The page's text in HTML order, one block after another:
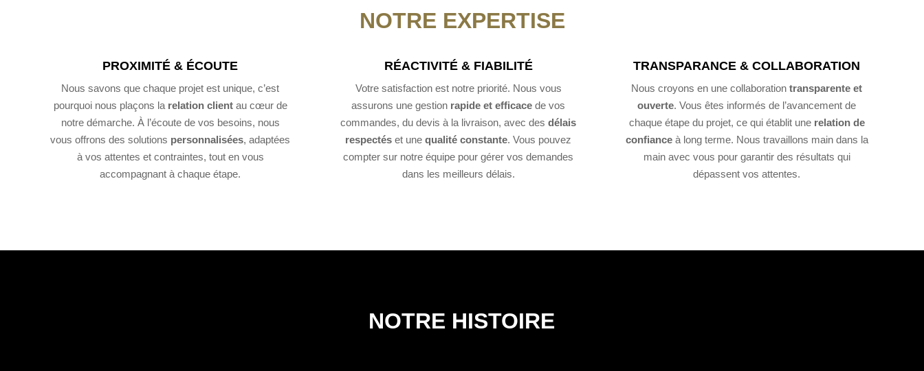
NOTRE EXPERTISE
PROXIMITÉ & ÉCOUTE
Nous savons que chaque projet est unique, c’est
pourquoi nous plaçons la relation clientau cœur de
notre démarche. À l’écoute de vos besoins, nous
vous offrons des solutions personnalisées, adaptées
à vos attentes et contraintes, tout en vous
accompagnant à chaque étape.
RÉACTIVITÉ & FIABILITÉ
Votre satisfaction est notre priorité. Nous vous
assurons une gestion rapide et efficace de vos
commandes, du devis à la livraison, avec desdélais
respectés et unequalité constante. Vous pouvez
compter sur notre équipe pour gérer vos demandes
dans les meilleurs délais.
TRANSPARANCE & COLLABORATION
Nous croyons en une collaborationtransparente et
ouverte. Vous êtes informés de l’avancement de
chaque étape du projet, ce qui établit une relation de
confianceà long terme. Nous travaillons main dans la
main avec vous pour garantir des résultats qui
dépassent vos attentes.
NOTRE HISTOIRE